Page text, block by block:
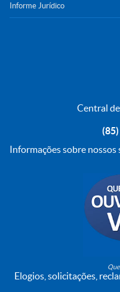
Informe Jurídico
Central
Informações sobre nossos
Elogios, solicitações,